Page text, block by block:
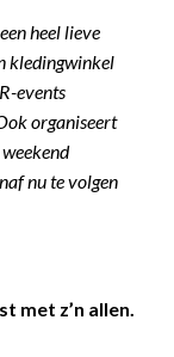
heel lieve
kledingwinkel
events
organiseert
nu te volgen
met z’n allen.